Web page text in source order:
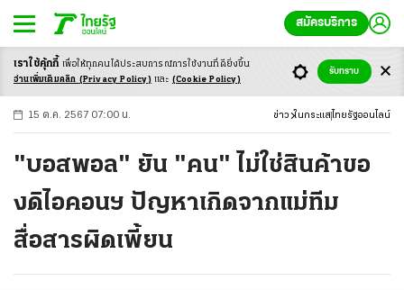
สมัครบริการ
-ก ก ก+
15 ต.ค. 2567 07:00 น. ข่าว ในกระแส ไทยรัฐออนไลน์
"บอสพอล" ยัน "คน" ไม่ใช่สินค้าขอ
งดิไอคอนฯ ปัญหาเกิดจากแม่ทีม
สื่อสารผิดเพี้ยน
เราใช้คุ้กกี้ เพื่อให้ทุกคนได้ประสบการณ์การใช้งานที่ดียิ่งขึ้น
อ่านเพิ่มเติมคลิก (Privacy Policy) และ (Cookie Policy)
รับทราบ